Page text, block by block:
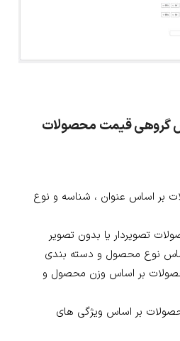
گروهی قیمت محصولات
بر اساس عنوان ، شناسه و نوع
تصویردار یا بدون تصویر
نوع محصول و دسته بندی
بر اساس وزن محصول و
بر اساس ویژگی های